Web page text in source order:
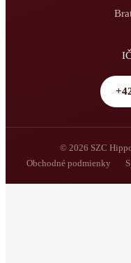
© 2026 SZC
Obchodné podmienky